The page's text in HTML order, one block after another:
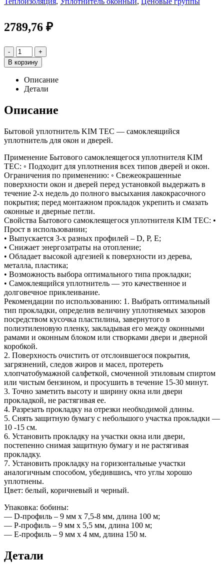
2789,76 ₽
-
+
В корзину
Описание
Детали
Описание
Бытовой уплотнитель KIM TEC — самоклеящийся
уплотнитель для окон и дверей.
Применение Бытового самоклеящегося уплотнителя KIM
TEC: ◦ Подходит для уплотнения всех типов дверей и окон.
Ограничения по применению: ◦ Свежеокрашенные
поверхности окон и дверей перед установкой выдержать в
течение 2-х недель до полного высыхания лакокрасочного
покрытия; перед монтажном прокладок укрепить и смазать
оконные и дверные петли.
Свойства Бытового самоклеящегося уплотнителя KIM TEC: •
Прост в использовании;
• Выпускается 3-х разных профилей – D, P, E;
• Снижает энергозатраты на отопление;
• Обладает высокой адгезией к поверхности из дерева,
металла, пластика;
• Возможность выбора оптимального типа прокладки;
• Самоклеящийся уплотнитель — это качественное и
долговечное приклеивание.
Рекомендации по использованию: 1. Выбрать оптимальный
тип прокладки, определив величину уплотняемых зазоров
посредством кусочка пластилина, завернутого в
полиэтиленовую пленку, закладывая его между оконными
рамами и оконным блоком или створками двери и дверной
коробкой.
2. Поверхность очистить от отслоившегося покрытия,
загрязнений, следов жиров и масел, протереть
хлопчатобумажной салфеткой, смоченной этиловым спиртом
или чистым бензином, и просушить в течение 15-30 минут.
3. Точно заметить высоту и ширину окна или двери
прокладкой, не растягивая ее.
4. Разрезать прокладку на отрезки необходимой длины.
5. Снять защитную бумагу с небольшого участка прокладки —
10 -15 см.
6. Установить прокладку на участки окна или двери,
постепенно снимая защитную бумагу и не растягивая
прокладку.
7. Установить прокладку на горизонтальные участки
аналогичным способом, убедившись, что углы хорошо
уплотнены.
Цвет: белый, коричневый и черный.
Упаковка: бобины:
— D-профиль – 9 мм х 7,5-8 мм, длина 100 м;
— P-профиль – 9 мм х 5,5 мм, длина 100 м;
— E-профиль – 9 мм х 4 мм, длина 150 м.
Детали